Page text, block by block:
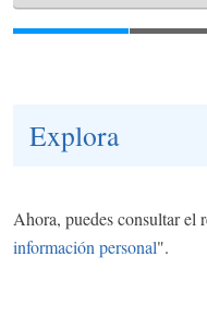
Explora
Ahora, puedes consultar el
información personal".